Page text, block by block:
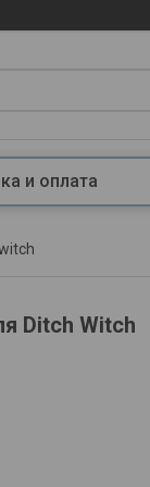
и оплата
Ditch Witch